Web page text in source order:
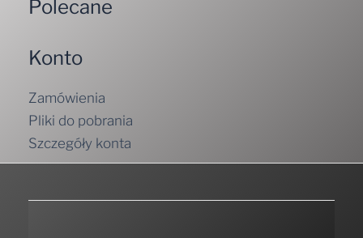
Polecane
Konto
Zamówienia
Pliki do pobrania
Szczegóły konta